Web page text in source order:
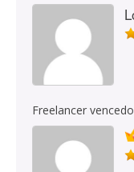
Freelancer